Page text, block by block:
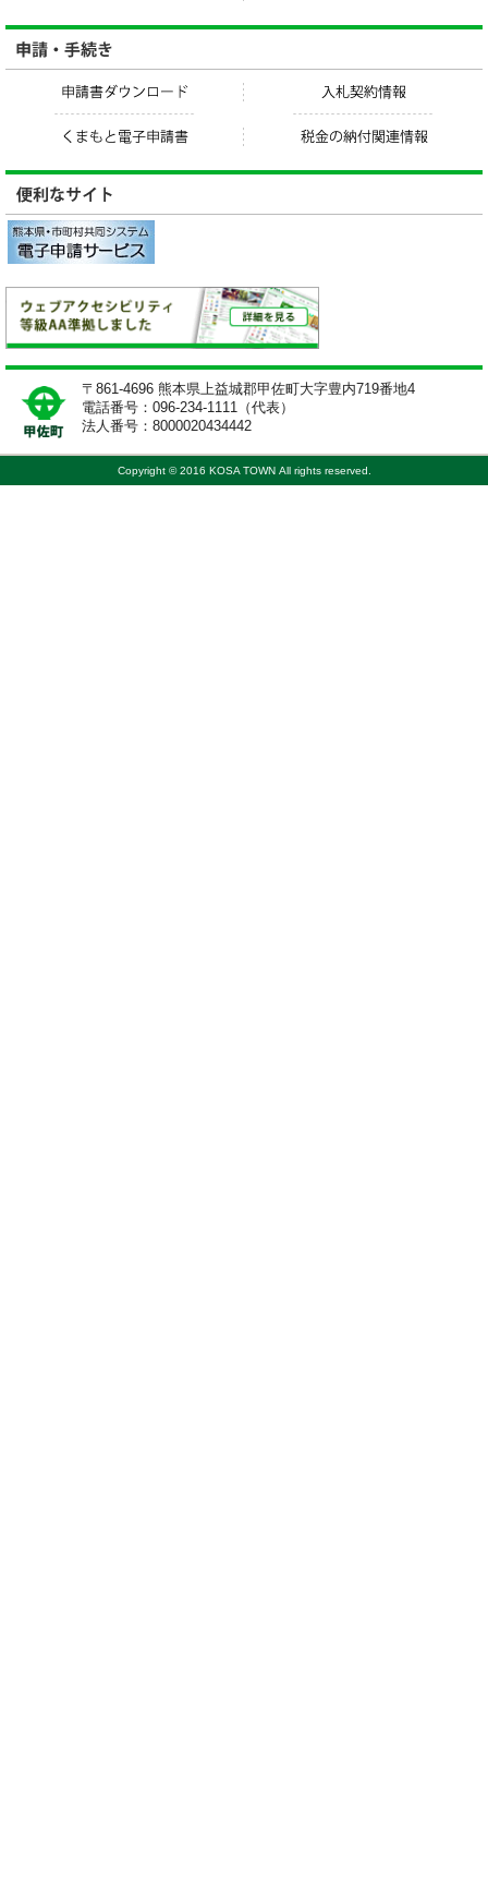
〒861-4696 熊本県上益城郡甲佐町大字豊内719番地4
電話番号：096-234-1111（代表）
法人番号：8000020434442
Copyright © 2016 KOSA TOWN All rights reserved.